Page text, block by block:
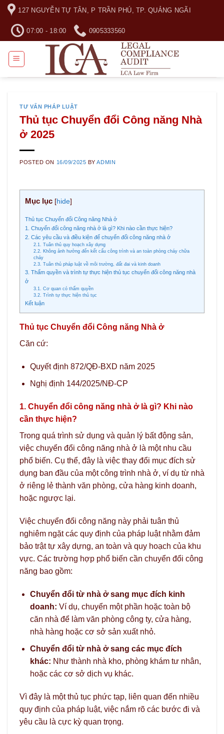
Skip
content
127 NGUYỄN TỰ TÂN, P TRẦN PHÚ, TP. QUẢNG NGÃI
07:00 - 18:00 0905333560
TƯ VẤN PHÁP LUẬT
Thủ tục Chuyển đổi Công năng Nhà
ở 2025
POSTED ON 16/09/2025 BYADMIN
Mục lục [hide]
Thủ tục Chuyển đổi Công năng Nhà ở
1. Chuyển đổi công năng nhà ở là gì? Khi nào cần thực hiện?
2. Các yêu cầu và điều kiện để chuyển đổi công năng nhà ở
2.1. Tuân thủ quy hoạch xây dựng
2.2. Không ảnh hưởng đến kết cấu công trình và an toàn phòng cháy chữa
cháy
2.3. Tuân thủ pháp luật về môi trường, đất đai và kinh doanh
3. Thẩm quyền và trình tự thực hiện thủ tục chuyển đổi công năng nhà
ở
3.1. Cơ quan có thẩm quyền
3.2. Trình tự thực hiện thủ tục
Kết luận
Thủ tục Chuyển đổi Công năng Nhà ở
Căn cứ:
Quyết định 872/QĐ-BXD năm 2025
Nghị định 144/2025/NĐ-CP
1. Chuyển đổi công năng nhà ở là gì? Khi nào
cần thực hiện?
Trong quá trình sử dụng và quản lý bất động sản,
việc chuyển đổi công năng nhà ở là một nhu cầu
phổ biến. Cụ thể, đây là việc thay đổi mục đích sử
dụng ban đầu của một công trình nhà ở, ví dụ từ nhà
ở riêng lẻ thành văn phòng, cửa hàng kinh doanh,
hoặc ngược lại.
Việc chuyển đổi công năng này phải tuân thủ
nghiêm ngặt các quy định của pháp luật nhằm đảm
bảo trật tự xây dựng, an toàn và quy hoạch của khu
vực. Các trường hợp phổ biến cần chuyển đổi công
năng bao gồm:
Chuyển đổi từ nhà ở sang mục đích kinh
doanh: Ví dụ, chuyển một phần hoặc toàn bộ
căn nhà để làm văn phòng công ty, cửa hàng,
nhà hàng hoặc cơ sở sản xuất nhỏ.
Chuyển đổi từ nhà ở sang các mục đích
khác: Như thành nhà kho, phòng khám tư nhân,
hoặc các cơ sở dịch vụ khác.
Vì đây là một thủ tục phức tạp, liên quan đến nhiều
quy định của pháp luật, việc nắm rõ các bước đi và
yêu cầu là cực kỳ quan trọng.